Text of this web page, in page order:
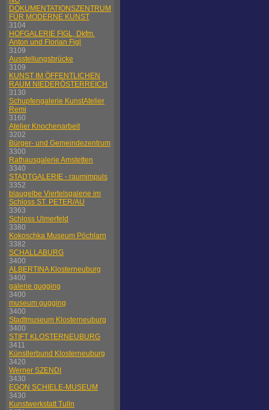
DOKUMENTATIONSZENTRUM
FÜR MODERNE KUNST
3104
HOFGALERIE FIGL, Dkfm.
Anton und Florian Figl
3109
Ausstellungsbrücke
3109
KUNST IM ÖFFENTLICHEN
RAUM NIEDERÖSTERREICH
3130
Schupfengalerie KunstAtelier
Remi
3160
Atelier Knochenarbeit
3202
Bürger- und Gemeindezentrum
3300
Rathausgalerie Amstetten
3340
STADTGALERIE - raumimpuls
3352
blaugelbe Viertelsgalerie im
Schloss ST. PETER/AU
3363
Schloss Ulmerfeld
3380
Kokoschka Museum Pöchlarn
3382
SCHALLABURG
3400
ALBERTINA Klosterneuburg
3400
galerie gugging
3400
museum gugging
3400
Stadtmuseum Klosterneuburg
3400
STIFT KLOSTERNEUBURG
3411
Künstlerbund Klosterneuburg
3420
Werner SZENDI
3430
EGON SCHIELE-MUSEUM
3430
Kunstwerkstatt Tulln